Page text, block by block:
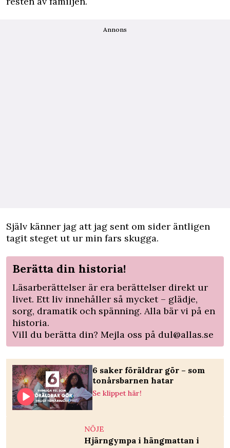
Annons
Själv känner jag att jag sent om sider äntligen
tagit steget ut ur min fars skugga.
Berätta din historia!
Läsarberättelser är era berättelser direkt ur
livet. Ett liv innehåller så mycket – glädje,
sorg, dramatik och spänning. Alla bär vi på en
historia.
Vill du berätta din? Mejla oss på dul@allas.se
6 saker föräldrar gör – som
tonårsbarnen hatar
Se klippet här!
NÖJE
Hjärngympa i hängmattan i